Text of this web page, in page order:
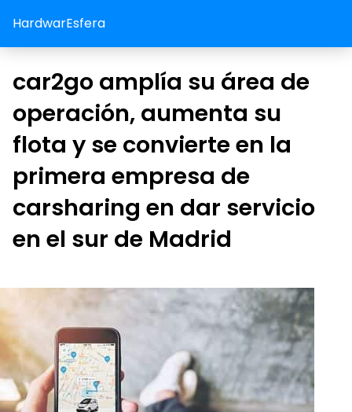
HardwarEsfera
car2go amplía su área de
operación, aumenta su
flota y se convierte en la
primera empresa de
carsharing en dar servicio
en el sur de Madrid